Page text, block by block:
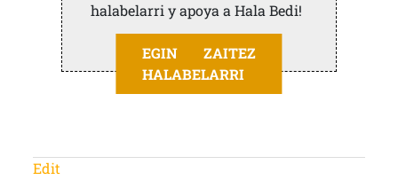
halabelarri y apoya a Hala Bedi!
EGIN ZAITEZ
HALABELARRI
Edit